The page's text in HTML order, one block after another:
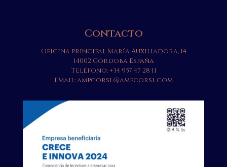
Contacto
Oficina principal María Auxiliadora, 14
14002 Córdoba España
Teléfono:+34 957 47 28 11
Email:ampcorsl@ampcorsl.com